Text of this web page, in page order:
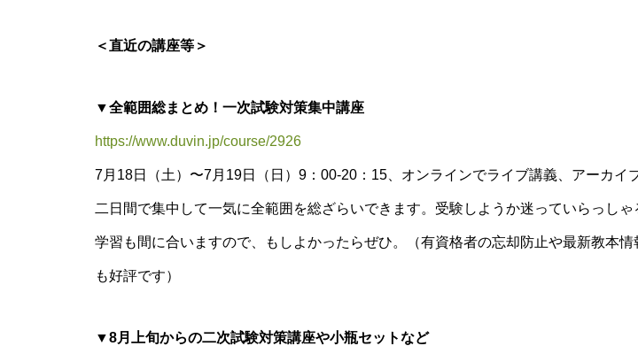
＜直近の講座等＞
▼全範囲総まとめ！一次試験対策集中講座
https://www.duvin.jp/course/2926
7月18日（土）〜7月19日（日）9：00-20：15、オンラインでライブ講義、アーカイ
二日間で集中して一気に全範囲を総ざらいできます。受験しようか迷っていらっしゃ
学習も間に合いますので、もしよかったらぜひ。（有資格者の忘却防止や最新教本情
も好評です）
▼8月上旬からの二次試験対策講座や小瓶セットなど